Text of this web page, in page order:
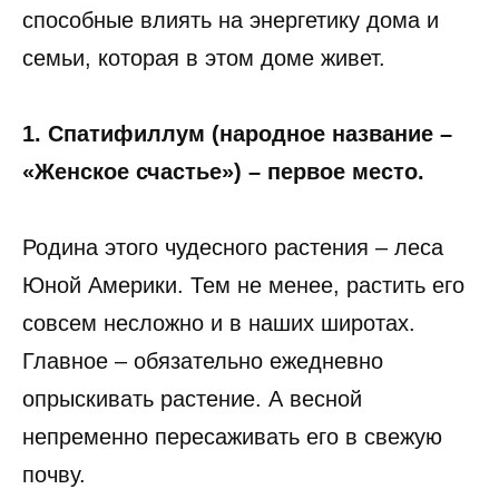
способные влиять на энергетику дома и
семьи, которая в этом доме живет.
1. Спатифиллум (народное название –
«Женское счастье») – первое место.
Родина этого чудесного растения – леса
Юной Америки. Тем не менее, растить его
совсем несложно и в наших широтах.
Главное – обязательно ежедневно
опрыскивать растение. А весной
непременно пересаживать его в свежую
почву.